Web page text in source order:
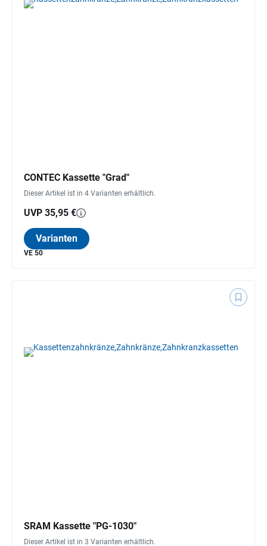
CONTEC Kassette "Grad"
Dieser Artikel ist in 4 Varianten erhältlich.
UVP 35,95 €
Varianten
VE 50
SRAM Kassette "PG-1030"
Dieser Artikel ist in 3 Varianten erhältlich.